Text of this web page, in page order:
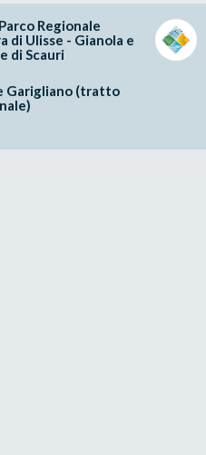
Regionale
di Ulisse - Gianola e
di Scauri
Garigliano (tratto